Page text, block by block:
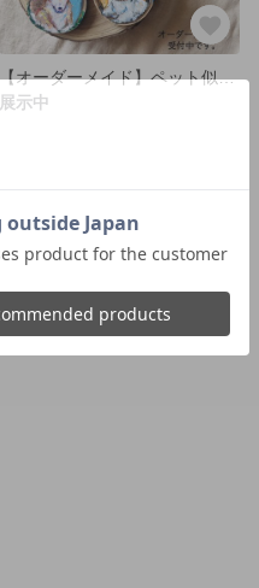
【オーダーメイド】ペット似顔絵オーナメント
展示中